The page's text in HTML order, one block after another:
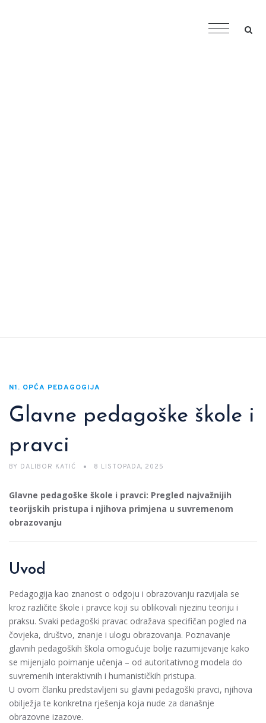
N1. OPĆA PEDAGOGIJA
Glavne pedagoške škole i
pravci
BY DALIBOR KATIĆ 8 LISTOPADA, 2025
Glavne pedagoške škole i pravci: Pregled najvažnijih
teorijskih pristupa i njihova primjena u suvremenom
obrazovanju
Uvod
Pedagogija kao znanost o odgoju i obrazovanju razvijala se
kroz različite škole i pravce koji su oblikovali njezinu teoriju i
praksu. Svaki pedagoški pravac odražava specifičan pogled na
čovjeka, društvo, znanje i ulogu obrazovanja. Poznavanje
glavnih pedagoških škola omogućuje bolje razumijevanje kako
se mijenjalo poimanje učenja – od autoritativnog modela do
suvremenih interaktivnih i humanističkih pristupa.
U ovom članku predstavljeni su glavni pedagoški pravci, njihova
obilježja te konkretna rješenja koja nude za današnje
obrazovne izazove.